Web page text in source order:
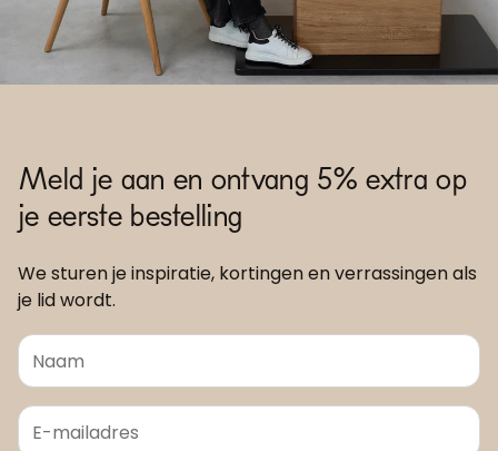
Meld je aan en ontvang 5% extra op
je eerste bestelling
We sturen je inspiratie, kortingen en verrassingen als
je lid wordt.